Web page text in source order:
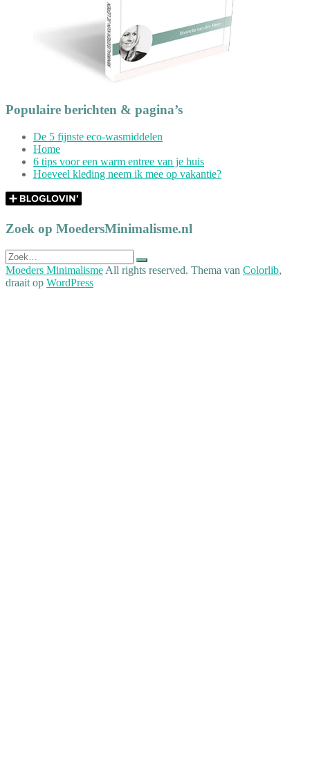
Populaire berichten & pagina’s
De 5 fijnste eco-wasmiddelen
Home
6 tips voor een warm entree van je huis
Hoeveel kleding neem ik mee op vakantie?
Zoek op MoedersMinimalisme.nl
Zoek
naar:
Moeders Minimalisme All rights reserved. Thema van Colorlib,
draait op WordPress